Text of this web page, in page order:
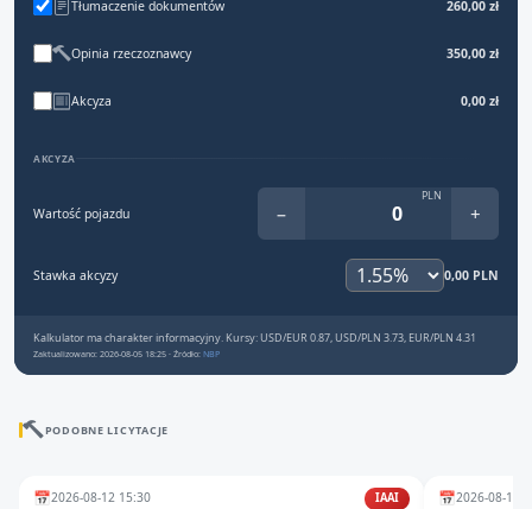
Tłumaczenie dokumentów 260,00 zł
Opinia rzeczoznawcy 350,00 zł
Akcyza 0,00 zł
AKCYZA
Wartość pojazdu −
PLN
+
Stawka akcyzy 0,00 PLN
Kalkulator ma charakter informacyjny. Kursy: USD/EUR 0.87, USD/PLN 3.73, EUR/PLN 4.31
Zaktualizowano: 2026-08-05 18:25 · Źródło: NBP
PODOBNE LICYTACJE
📅2026-08-12 15:30 IAAI 📅2026-08-10